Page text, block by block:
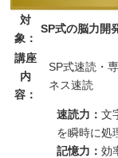
対
象：
SP式の脳力開
講座
内
容：
SP式速読・
ネス速読
速読力：文
を瞬時に処
記憶力：効